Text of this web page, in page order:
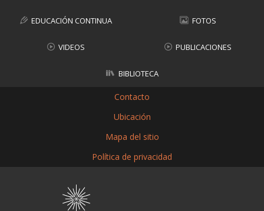
EDUCACIÓN CONTINUA FOTOS
VIDEOS PUBLICACIONES
BIBLIOTECA
Contacto
Ubicación
Mapa del sitio
Política de privacidad